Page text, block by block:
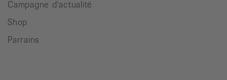
Campagne d'actualité
Shop
Parrains